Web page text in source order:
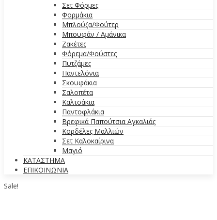
Σετ Φόρμες
Φορμάκια
Μπλούζα/Φούτερ
Μπουφάν / Αμάνικα
Ζακέτες
Φόρεμα/Φούστες
Πυτζάμες
Παντελόνια
Σκουφάκια
Σαλοπέτα
Καλτσάκια
Παντοφλάκια
Βρεφικά Παπούτσια Αγκαλιάς
Κορδέλες Μαλλιών
Σετ Καλοκαίρινα
Μαγιό
ΚΑΤΑΣΤΗΜΑ
ΕΠΙΚΟΙΝΩΝΙΑ
Sale!